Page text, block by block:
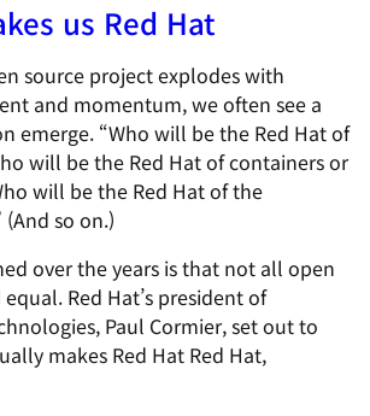
us Red Hat
source project explodes with
and momentum, we often see a
emerge. “Who will be the Red Hat of
will be the Red Hat of containers or
will be the Red Hat of the
so on.)
over the years is that not all open
Red Hat’s president of
Paul Cormier, set out to
makes Red Hat Red Hat,